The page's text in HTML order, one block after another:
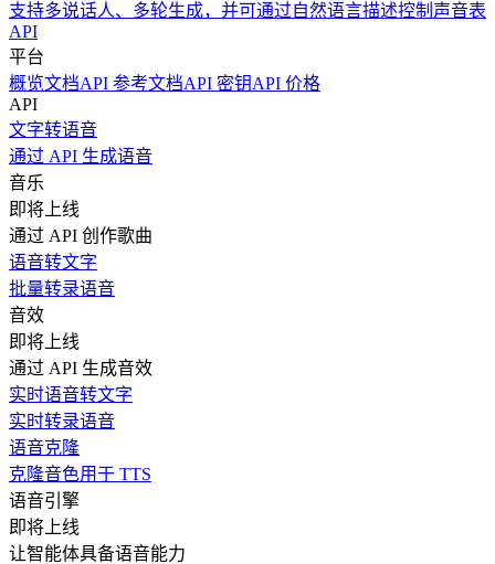
支持多说话人、多轮生成，并可通过自然语言描述控制声音表
API
平台
概览文档API 参考文档API 密钥API 价格
API
文字转语音
通过 API 生成语音
音乐
即将上线
通过 API 创作歌曲
语音转文字
批量转录语音
音效
即将上线
通过 API 生成音效
实时语音转文字
实时转录语音
语音克隆
克隆音色用于 TTS
语音引擎
即将上线
让智能体具备语音能力